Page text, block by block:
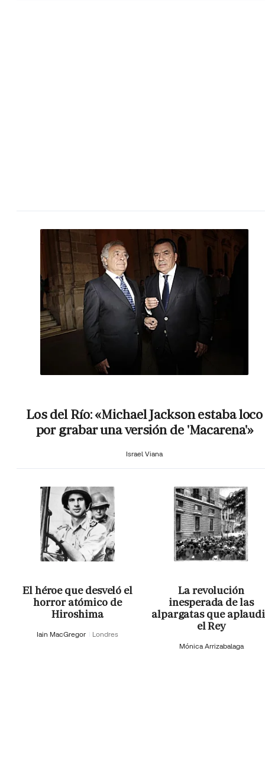
Los del Río: «Michael Jackson estaba loco
por grabar una versión de 'Macarena'»
Israel Viana
El héroe que desveló el
horror atómico de
Hiroshima
Iain MacGregor Londres
La revolución
inesperada de las
alpargatas que
el Rey
Mónica Arrizabalaga